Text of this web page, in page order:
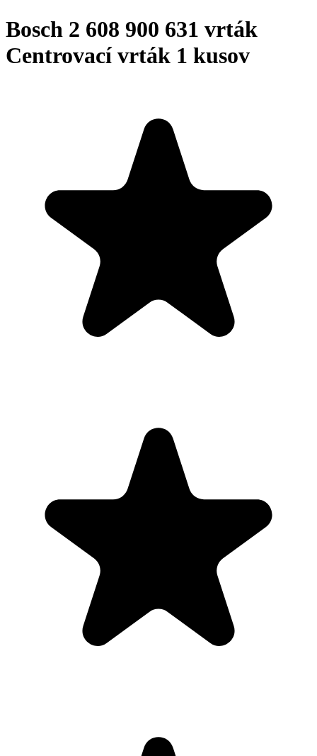
Bosch 2 608 900 631 vrták
Centrovací vrták 1 kusov